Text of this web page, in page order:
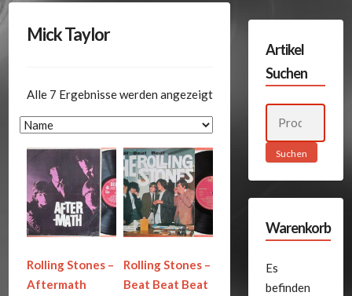
Mick Taylor
Alle 7 Ergebnisse werden angezeigt
Rolling Stones –
Aftermath
Rolling Stones –
Beat Beat Beat
Artikel
Suchen
Suchen
Warenkorb
Es
befinden